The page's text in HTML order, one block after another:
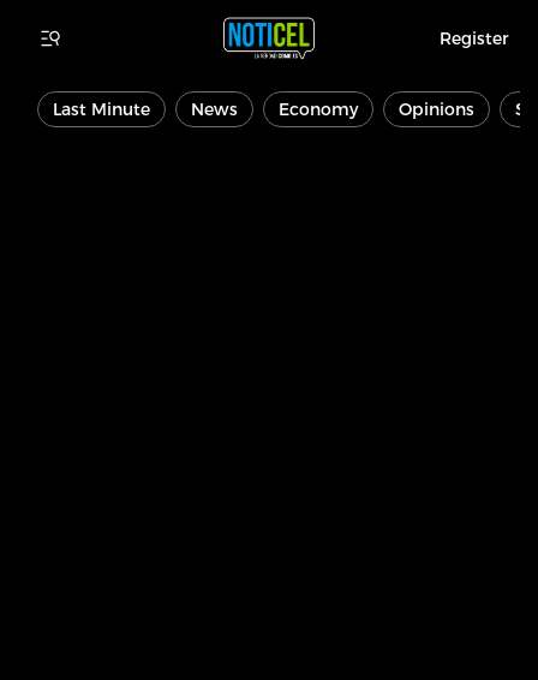
Register
Last Minute News Economy Opinions